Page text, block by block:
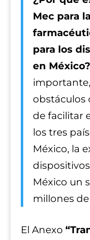
Mec para
para los
en México?
obstáculos
de facilitar
los tres
México, la
México un
millones
El Anexo